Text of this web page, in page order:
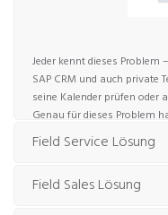
Jeder kennt dieses
SAP CRM und auch private
seine Kalender prüfen oder
Genau für dieses Problem
alle Termine in Ihrem
Ihre zukünftige Planung ist
Field Service Lösung
Field Sales Lösung